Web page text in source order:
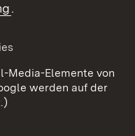
.
Media-Elemente von
werden auf der